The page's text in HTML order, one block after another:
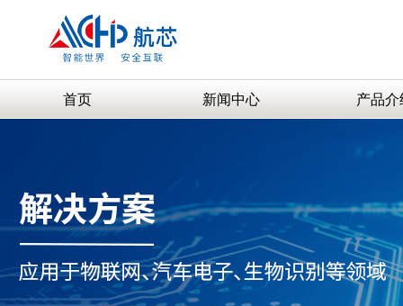
首页 新闻中心 产品介